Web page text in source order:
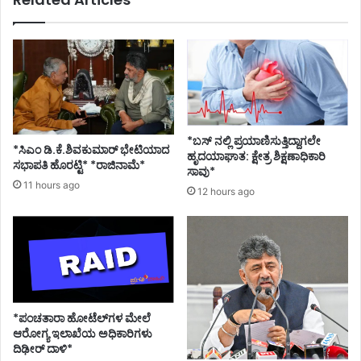
ಎಂ
ಎ
ಸ್
ವೈ
ಹೇ
ಳಿ
ದ್
ದೇ
?
*ಸಿಎಂ ಡಿ.ಕೆ.ಶಿವಕುಮಾರ್ ಭೇಟಿಯಾದ
ಸಭಾಪತಿ ಹೊರಟ್ಟಿ* *ರಾಜಿನಾಮೆ*
11 hours ago
*ಬಸ್ ನಲ್ಲಿ ಪ್ರಯಾಣಿಸುತ್ತಿದ್ದಾಗಲೇ
ಹೃದಯಾಘಾತ: ಕ್ಷೇತ್ರ ಶಿಕ್ಷಣಾಧಿಕಾರಿ
ಸಾವು*
12 hours ago
*ಪಂಚತಾರಾ ಹೋಟೆಲ್‌ಗಳ ಮೇಲೆ
ಆರೋಗ್ಯ ಇಲಾಖೆಯ ಅಧಿಕಾರಿಗಳು
ದಿಢೀರ್ ದಾಳಿ*